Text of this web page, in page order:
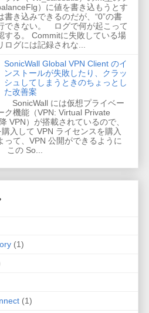
）に値を書き込もうとす
書き込みできるのだが、“0”の書
できない。 ログで何が起こって
する。 Commitに失敗している場
ログには記録されな...
SonicWall Global VPN Client のイ
ンストールが失敗したり、クラッ
シュしてしまうときのちょっとし
た改善案
SonicWall には仮想プライベー
ク機能（VPN: Virtual Private
VPN）が搭載されているので、
入して VPN ライセンスを購入
って、VPN 公開ができるように
の So...
(1)
(1)